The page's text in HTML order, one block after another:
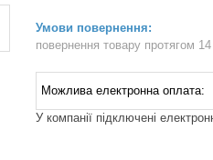
повернення товару протягом 14
У компанії підключені